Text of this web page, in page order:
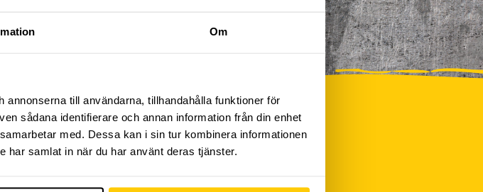
Om
till användarna, tillhandahålla funktioner för
sådana identifierare och annan information från din enhet
med. Dessa kan i sin tur kombinera informationen
har samlat in när du har använt deras tjänster.
MEDIER